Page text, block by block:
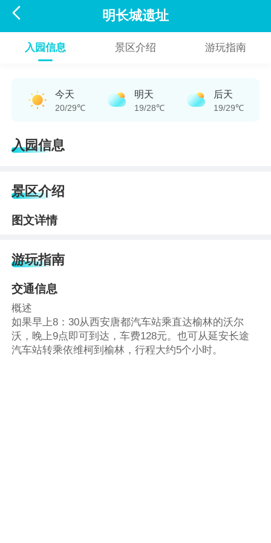
 明长城遗址
入园信息 景区介绍 游玩指南
今天
20/29℃
明天
19/28℃
后天
19/29℃
入园信息
景区介绍
图文详情
游玩指南
交通信息
概述
如果早上8：30从西安唐都汽车站乘直达榆林的沃尔
沃，晚上9点即可到达，车费128元。也可从延安长途
汽车站转乘依维柯到榆林，行程大约5个小时。